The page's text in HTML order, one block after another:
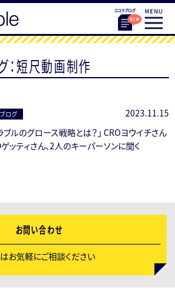
：短尺動画制作
ログ
2023.11.15
ブルのグロース戦略とは？」 CROヨウイチさん
ッティさん、2人のキーパーソンに聞く
お問い合わせ
お気軽にご相談ください